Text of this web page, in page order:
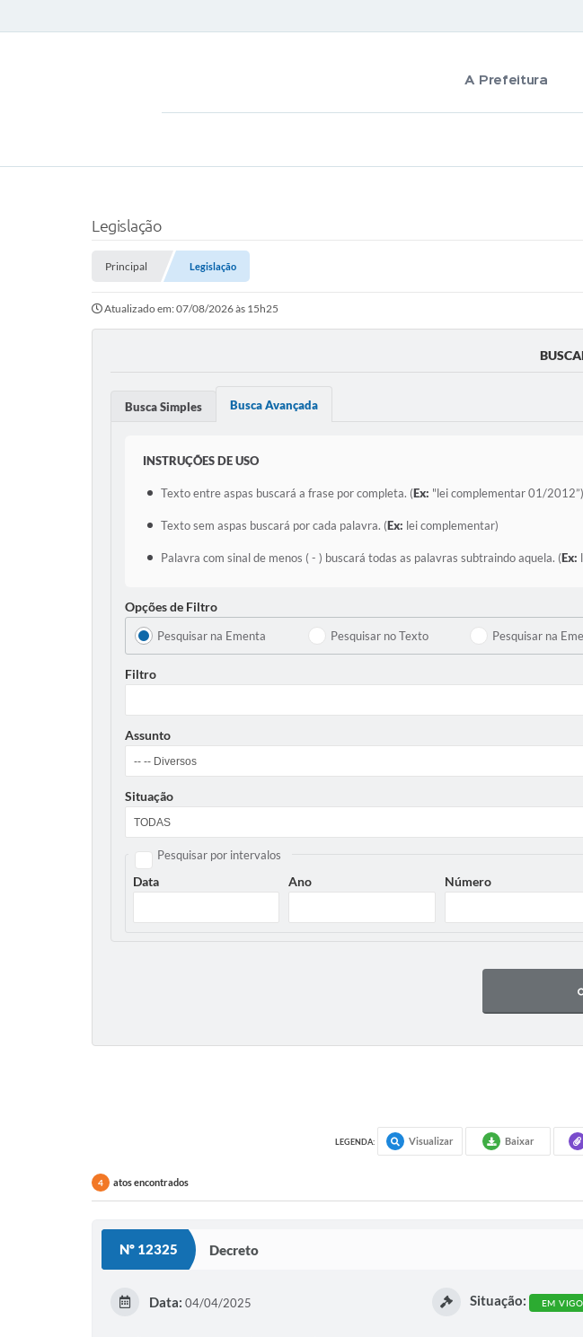
A Prefeitura
Legislação
Principal Legislação
Atualizado em: 07/08/2026 às 15h25
Busca Simples Busca Avançada
INSTRUÇÕES DE USO
Texto entre aspas buscará a frase por completa. (Ex: "lei complementar 01/2012”)
Texto sem aspas buscará por cada palavra. (Ex: lei complementar)
Palavra com sinal de menos ( - ) buscará todas as palavras subtraindo aquela. (Ex:
Opções de Filtro
Pesquisar na Ementa Pesquisar no Texto Pesquisar na
Filtro
Assunto
Situação
Pesquisar por intervalos
Data Ano Número
LEGENDA: Visualizar Baixar
4 atos encontrados
Nº 12325 Decreto
Data: 04/04/2025 Situação: EM